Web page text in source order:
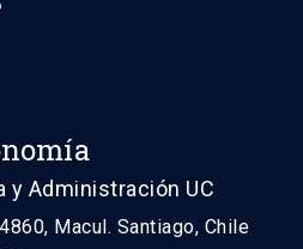
y Administración UC
Macul. Santiago, Chile